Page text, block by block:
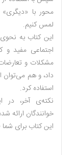
محور با
لمس کنیم.
این کتاب به
اجتماعی مفید
مشکلات و
داد، و هم
استفاده کرد.
نکته‌ی آخر، در
خوانندگان ارائه
این کتاب برای